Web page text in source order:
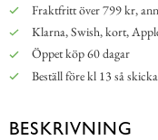
Fraktfritt över 799 kr,
Klarna, Swish, kort,
Öppet köp 60 dagar
Beställ före kl 13 så
BESKRIVNING